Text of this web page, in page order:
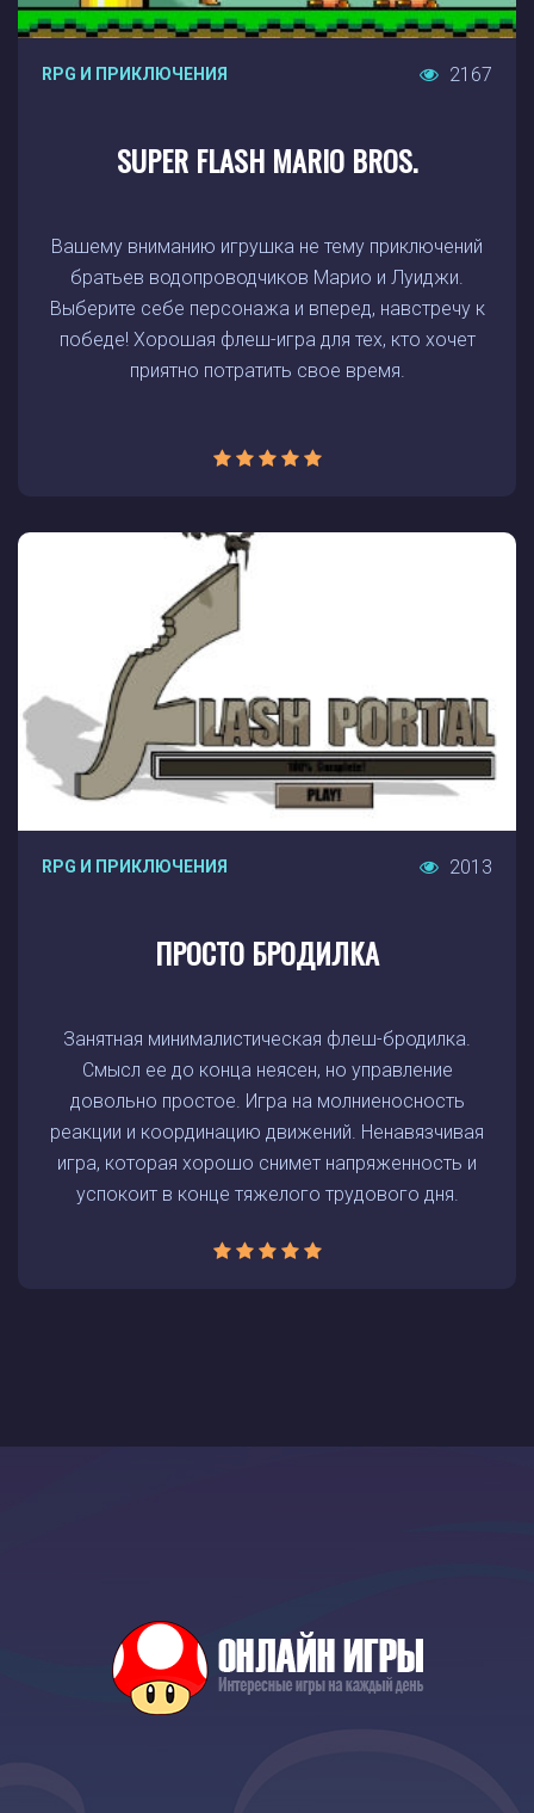
RPG И ПРИКЛЮЧЕНИЯ 2167
SUPER FLASH MARIO BROS.
Вашему вниманию игрушка не тему приключений
братьев водопроводчиков Марио и Луиджи.
Выберите себе персонажа и вперед, навстречу к
победе! Хорошая флеш-игра для тех, кто хочет
приятно потратить свое время.
RPG И ПРИКЛЮЧЕНИЯ 2013
ПРОСТО БРОДИЛКА
Занятная минималистическая флеш-бродилка.
Смысл ее до конца неясен, но управление
довольно простое. Игра на молниеносность
реакции и координацию движений. Ненавязчивая
игра, которая хорошо снимет напряженность и
успокоит в конце тяжелого трудового дня.